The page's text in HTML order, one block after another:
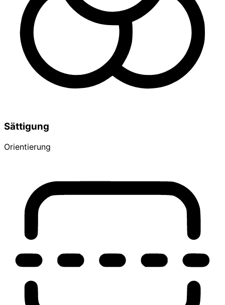
Sättigung
Orientierung